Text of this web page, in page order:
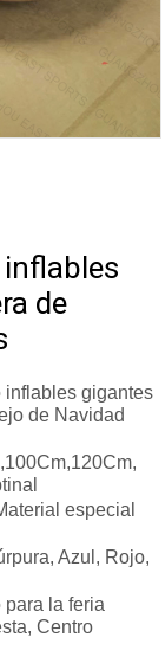
inflables
de
inflables gigantes
de Navidad
especial
Azul, Rojo,
la feria
Centro